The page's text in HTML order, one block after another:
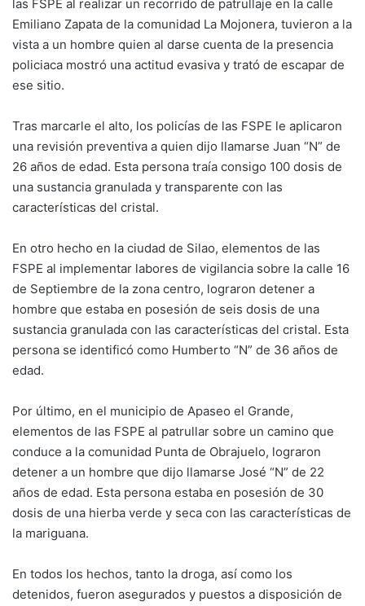
las FSPE al realizar un recorrido de patrullaje en la calle
Emiliano Zapata de la comunidad La Mojonera, tuvieron a la
vista a un hombre quien al darse cuenta de la presencia
policiaca mostró una actitud evasiva y trató de escapar de
ese sitio.
Tras marcarle el alto, los policías de las FSPE le aplicaron
una revisión preventiva a quien dijo llamarse Juan “N” de
26 años de edad. Esta persona traía consigo 100 dosis de
una sustancia granulada y transparente con las
características del cristal.
En otro hecho en la ciudad de Silao, elementos de las
FSPE al implementar labores de vigilancia sobre la calle 16
de Septiembre de la zona centro, lograron detener a
hombre que estaba en posesión de seis dosis de una
sustancia granulada con las características del cristal. Esta
persona se identificó como Humberto “N” de 36 años de
edad.
Por último, en el municipio de Apaseo el Grande,
elementos de las FSPE al patrullar sobre un camino que
conduce a la comunidad Punta de Obrajuelo, lograron
detener a un hombre que dijo llamarse José “N” de 22
años de edad. Esta persona estaba en posesión de 30
dosis de una hierba verde y seca con las características de
la mariguana.
En todos los hechos, tanto la droga, así como los
detenidos, fueron asegurados y puestos a disposición de